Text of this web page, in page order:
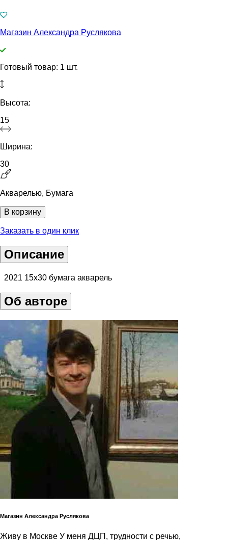
Магазин Александра Руслякова
Готовый товар: 1 шт.
Высота:
15
Ширина:
30
Акварелью, Бумага
В корзину
Заказать в один клик
Описание
2021 15х30 бумага акварель
Об авторе
Магазин Александра Руслякова
Живу в Москве У меня ДЦП, трудности с речью,